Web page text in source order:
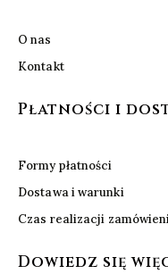
O nas
Kontakt
Płatności i
Formy płatności
Dostawa i warunki
Czas realizacji
Dowiedz się